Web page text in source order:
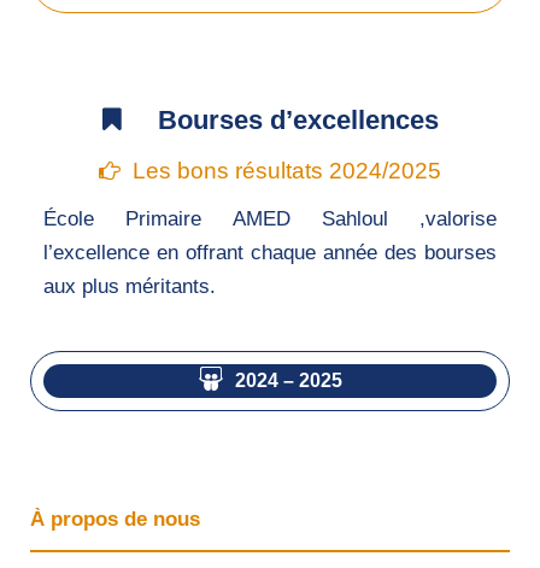
Bourses d’excellences
Les bons résultats 2024/2025
École Primaire AMED Sahloul ,valorise
l’excellence en offrant chaque année des bourses
aux plus méritants.
2024 – 2025
À propos de nous